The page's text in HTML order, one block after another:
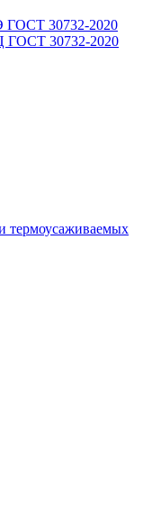
ГОСТ 30732-2020
ГОСТ 30732-2020
термоусаживаемых